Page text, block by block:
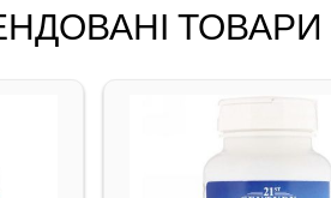
ТОВАРИ